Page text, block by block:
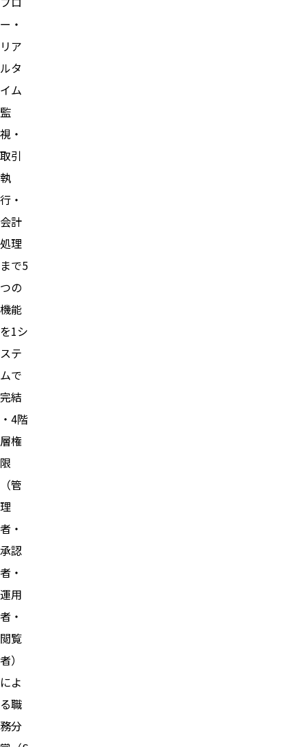
ー・
リア
ルタ
イム
監
視・
取引
執
行・
会計
処理
まで5
つの
機能
を1シ
ステ
ムで
完結
・4階
層権
限
（管
理
者・
承認
者・
運用
者・
閲覧
者）
によ
る職
務分